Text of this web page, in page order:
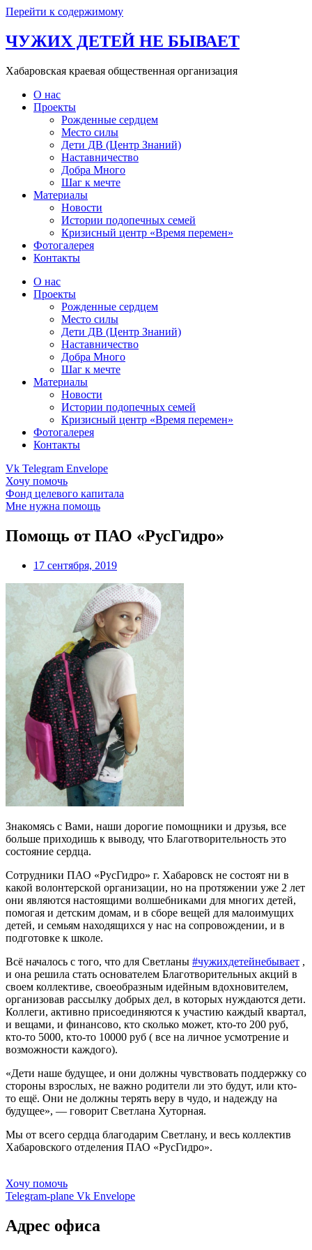
Перейти к содержимому
ЧУЖИХ ДЕТЕЙ НЕ БЫВАЕТ
Хабаровская краевая общественная организация
О нас
Проекты
Рожденные сердцем
Место силы
Дети ДВ (Центр Знаний)
Наставничество
Добра Много
Шаг к мечте
Материалы
Новости
Истории подопечных семей
Кризисный центр «Время перемен»
Фотогалерея
Контакты
О нас
Проекты
Рожденные сердцем
Место силы
Дети ДВ (Центр Знаний)
Наставничество
Добра Много
Шаг к мечте
Материалы
Новости
Истории подопечных семей
Кризисный центр «Время перемен»
Фотогалерея
Контакты
Vk Telegram Envelope
Хочу помочь
Фонд целевого капитала
Мне нужна помощь
Помощь от ПАО «РусГидро»
17 сентября, 2019
Знакомясь с Вами, наши дорогие помощники и друзья, все
больше приходишь к выводу, что Благотворительность это
состояние сердца.
Сотрудники ПАО «РусГидро» г. Хабаровск не состоят ни в
какой волонтерской организации, но на протяжении уже 2 лет
они являются настоящими волшебниками для многих детей,
помогая и детским домам, и в сборе вещей для малоимущих
детей, и семьям находящихся у нас на сопровождении, и в
подготовке к школе.
Всё началось с того, что для Светланы #чужихдетейнебывает ,
и она решила стать основателем Благотворительных акций в
своем коллективе, своеобразным идейным вдохновителем,
организовав рассылку добрых дел, в которых нуждаются дети.
Коллеги, активно присоединяются к участию каждый квартал,
и вещами, и финансово, кто сколько может, кто-то 200 руб,
кто-то 5000, кто-то 10000 руб ( все на личное усмотрение и
возможности каждого).
«Дети наше будущее, и они должны чувствовать поддержку со
стороны взрослых, не важно родители ли это будут, или кто-
то ещё. Они не должны терять веру в чудо, и надежду на
будущее», — говорит Светлана Хуторная.
Мы от всего сердца благодарим Светлану, и весь коллектив
Хабаровского отделения ПАО «РусГидро».
Хочу помочь
Telegram-plane Vk Envelope
Адрес офиса